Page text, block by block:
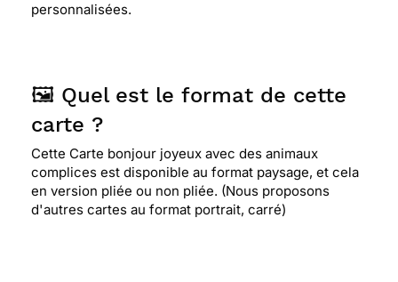
personnalisées.
🖼️ Quel est le format de cette
carte ?
Cette Carte bonjour joyeux avec des animaux
complices est disponible au format paysage, et cela
en version pliée ou non pliée. (Nous proposons
d'autres cartes au format portrait, carré)